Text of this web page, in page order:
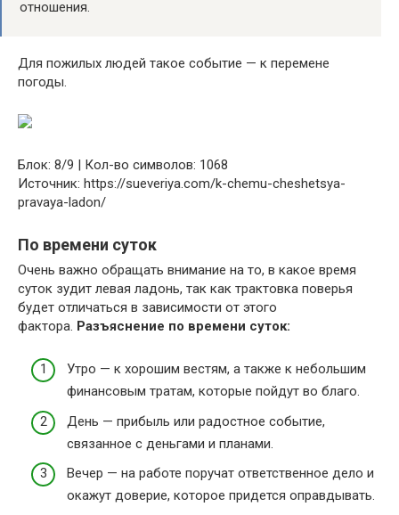
отношения.
Для пожилых людей такое событие — к перемене
погоды.
Блок: 8/9 | Кол-во символов: 1068
Источник: https://sueveriya.com/k-chemu-cheshetsya-
pravaya-ladon/
По времени суток
Очень важно обращать внимание на то, в какое время
суток зудит левая ладонь, так как трактовка поверья
будет отличаться в зависимости от этого
фактора. Разъяснение по времени суток:
Утро — к хорошим вестям, а также к небольшим
финансовым тратам, которые пойдут во благо.
День — прибыль или радостное событие,
связанное с деньгами и планами.
Вечер — на работе поручат ответственное дело и
окажут доверие, которое придется оправдывать.